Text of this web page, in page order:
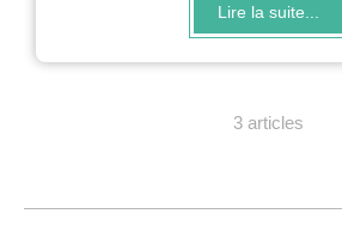
Lire la suite...
3 articles